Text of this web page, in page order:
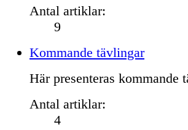
Antal artiklar:
9
Kommande tävlingar
Här presenteras
Antal artiklar:
4